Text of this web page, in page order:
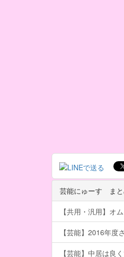
芸能にゅーす まと
【共用・汎用】オ
【芸能】2016年
【芸能】中居は良